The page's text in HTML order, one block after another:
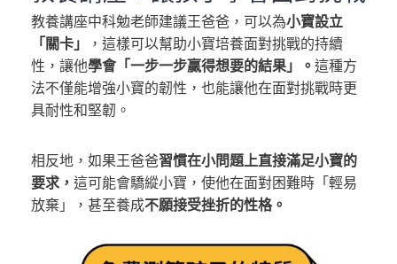
教養講座中科勉老師建議王爸爸，可以為小寶設立
「關卡」
，這樣可以幫助小寶培養面對挑戰的持續
性，讓他學會「一步一步贏得想要的結果」。 這種方
法不僅能增強小寶的韌性，也能讓他在面對挑戰時更
具耐性和堅韌。
相反地，如果王爸爸習慣在小問題上直接滿足小寶的
要求， 這可能會驕縱小寶，使他在面對困難時「輕易
放棄」，甚至養成不願接受挫折的性格。